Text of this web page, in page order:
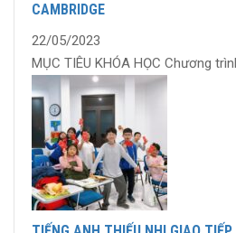
CAMBRIDGE
22/05/2023
MỤC TIÊU KHÓA HỌC Chương